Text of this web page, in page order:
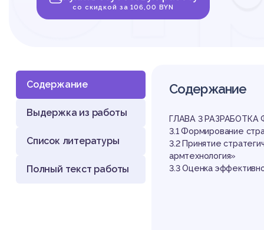
со скидкой за 106,00 BYN
Содержание
Выдержка из работы
Список литературы
Полный текст работы
Содержание
ГЛАВА 3
3.1 Формирование
3.2 Принятие
армтехнология»
3.3 Оценка